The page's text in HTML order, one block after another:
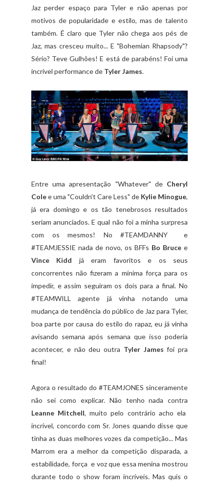
Jaz perder espaço para Tyler e não apenas por
motivos de popularidade e estilo, mas de talento
também. É claro que Tyler não chega aos pés de
Jaz, mas cresceu muito... E "Bohemian Rhapsody"?
Sério? Teve Gulhões! E está de parabéns! Foi uma
incrível performance de Tyler James.
Entre uma apresentação "Whatever" de Cheryl
Colee uma "Couldn't Care Less" de Kylie Minogue,
já era domingo e os tão tenebrosos resultados
seriam anunciados. E qual não foi a minha surpresa
com os mesmos! No #TEAMDANNY e
#TEAMJESSIE nada de novo, os BFFs Bo Bruce e
Vince Kidd já eram favoritos e os seus
concorrentes não fizeram a mínima força para os
impedir, e assim seguiram os dois para a final. No
#TEAMWILL agente já vinha notando uma
mudança de tendência do público de Jaz para Tyler,
boa parte por causa do estilo do rapaz, eu já vinha
avisando semana após semana que isso poderia
acontecer, e não deu outra Tyler James foi pra
final!
Agora o resultado do #TEAMJONES sinceramente
não sei como explicar. Não tenho nada contra
Leanne Mitchell, muito pelo contrário acho ela
incrível, concordo com Sr. Jones quando disse que
tinha as duas melhores vozes da competição... Mas
Marrom era a melhor da competição disparada, a
estabilidade, força e voz que essa menina mostrou
durante todo o show foram incríveis. Mas quis o